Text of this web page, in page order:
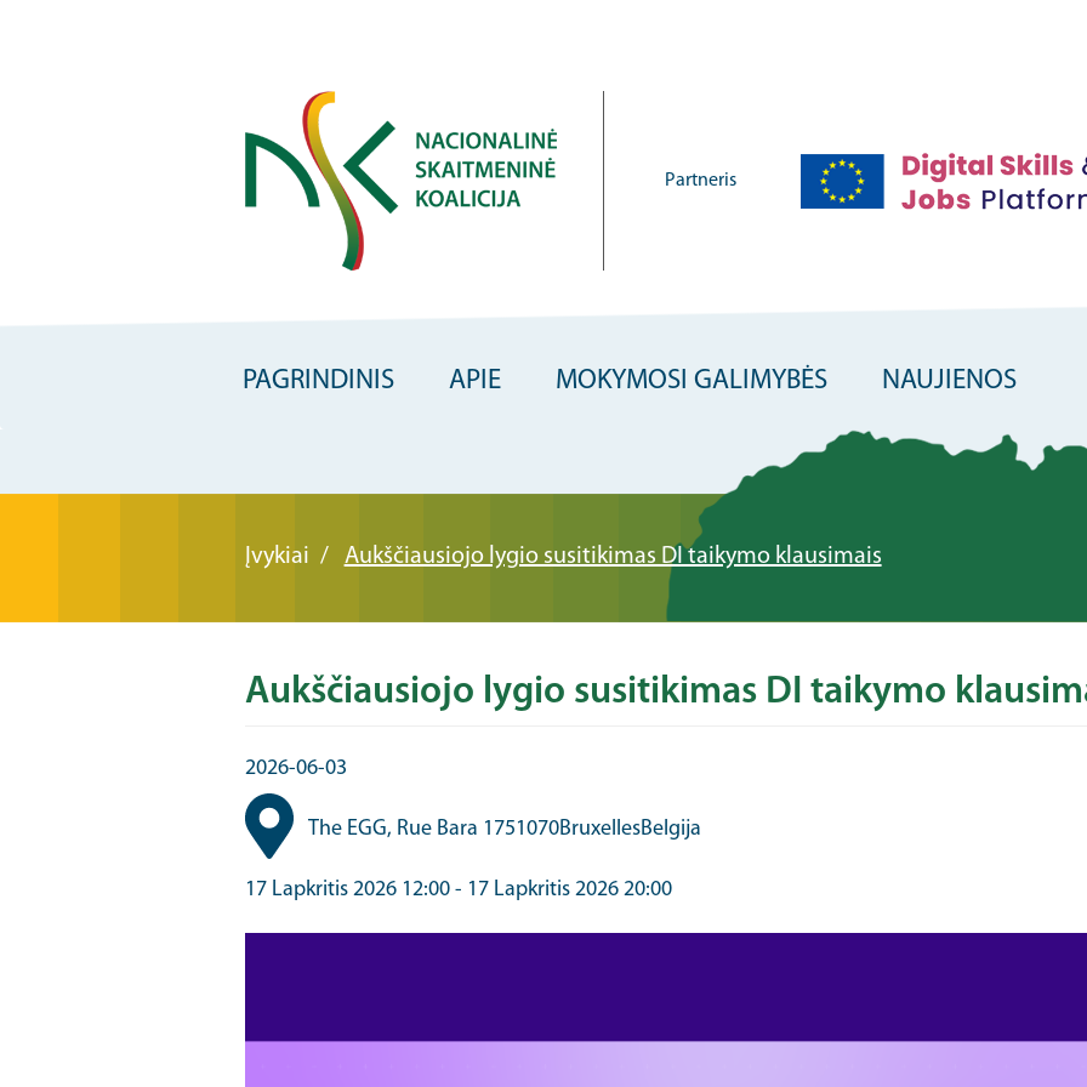
Partneris
PAGRINDINIS APIE MOKYMOSI GALIMYBĖS NAUJIENOS
Įvykiai Aukščiausiojo lygio susitikimas DI taikymo klausimais
Aukščiausiojo lygio susitikimas DI taikymo
2026-06-03
The EGG, Rue Bara 1751070BruxellesBelgija
17 Lapkritis 2026 12:00 - 17 Lapkritis 2026 20:00